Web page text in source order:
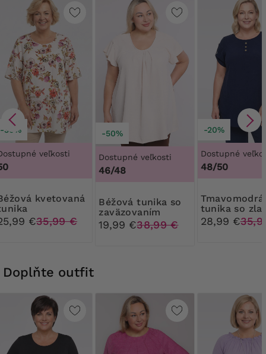
-30%
veľkosti
€35,99 €
-50%
Dostupné veľkosti
46/48
Béžová tunika so
zaväzovaním
19,99 €38,99 €
-20%
Dostupné
48/50
Tmavomodrá
tunika so
gombíkmi
28,99 €
Doplňte outfit